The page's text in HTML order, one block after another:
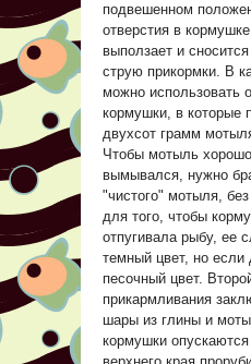
подвешенном
отверстия в
выползает и
струю прикормки. В
можно использовать
кормушки, в которые
двухсот грамм
Чтобы мотыль
вымывался, нужно
"чистого" мотыля,
для того, чтобы
отпугивала рыбу, ее
темный цвет, но если
песочный цвет.
прикармливания
шары из глины и
кормушки